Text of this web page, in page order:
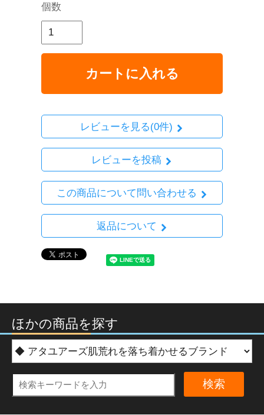
個数
カートに入れる
レビューを見る(0件)
レビューを投稿
この商品について問い合わせる
返品について
ほかの商品を探す
検索